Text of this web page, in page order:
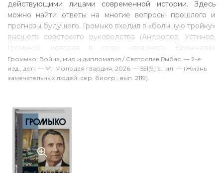
действующими лицами современной истории. Здесь
можно найти ответы на многие вопросы прошлого и
прогнозы будущего. Громыко входил в «большую тройку»
высшего советского руководства (Андропов, Устинов,
Громыко), которая в годы «позднего Брежнева»
определяла политику Советского Союза. Особое
внимание уделено анализу соперничества сверхдержав,
их борьбе за энергетические ресурсы и
Показаны внешнеполитическая практика, деятельность
крупнейших мировых лидеров — Сталина, Рузвельта,
Черчилля, Мао Цзэдуна, Аденауэра, де Голля, Хрущева,
Андропова, Брандта, Никсона, Картера, Рейгана, Буша-
старшего, а также знаменитых дипломатов Генри
Киссинджера, Вальтера Шееля, Анатолия Добрынина,
Громыко: Война, мир и дипломатия / Святослав Рыбас. — 2-е
изд., доп. — М.: Молодая гвардия, 2026. — 551[9] с.: ил. — (Жизнь
замечательных людей: сер. биогр.; вып. 2119).